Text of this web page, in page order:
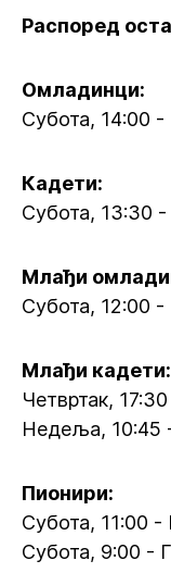
Распоред
Омладинци:
Субота, 14:00 -
Кадети:
Субота, 13:30
Млађи
Субота, 12:00
Млађи кадети:
Четвртак,
Недеља, 10:45
Пионири:
Субота, 11:00
Субота, 9:00 -